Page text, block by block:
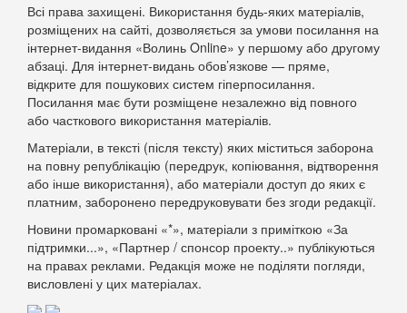
Всі права захищені. Використання будь-яких матеріалів,
розміщених на сайті, дозволяється за умови посилання на
інтернет-видання «Волинь Online» у першому або другому
абзаці. Для інтернет-видань обов’язкове — пряме,
відкрите для пошукових систем гіперпосилання.
Посилання має бути розміщене незалежно від повного
або часткового використання матеріалів.
Матеріали, в тексті (після тексту) яких міститься заборона
на повну републікацію (передрук, копіювання, відтворення
або інше використання), або матеріали доступ до яких є
платним, заборонено передруковувати без згоди редакції.
Новини промарковані «*», матеріали з приміткою «За
підтримки...», «Партнер / спонсор проекту..» публікуються
на правах реклами. Редакція може не поділяти погляди,
висловлені у цих матеріалах.